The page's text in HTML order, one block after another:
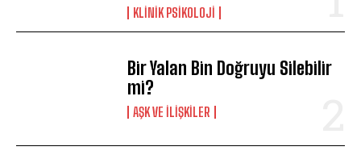
KLINIK PSIKOLOJI
Bir Yalan Bin Doğruyu Silebilir
mi?
AŞK VE İLIŞKILER